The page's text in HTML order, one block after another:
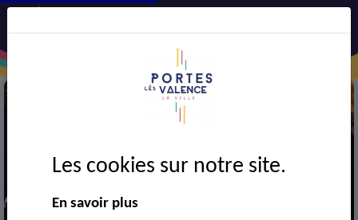
Les cookies sur notre site.
En savoir plus